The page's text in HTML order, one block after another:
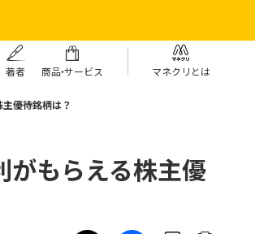
著者 商品・サービス マネクリとは
優待銘柄は？
がもらえる株主優